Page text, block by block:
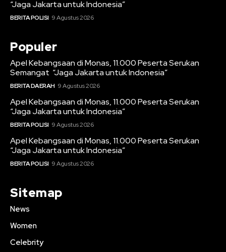
“Jaga Jakarta untuk Indonesia”
BERITA POLISI 9 Agustus 2026
Populer
Apel Kebangsaan di Monas, 11.000 Peserta Serukan
Semangat “Jaga Jakarta untuk Indonesia”
BERITA DAERAH 9 Agustus 2026
Apel Kebangsaan di Monas, 11.000 Peserta Serukan
“Jaga Jakarta untuk Indonesia”
BERITA POLISI 9 Agustus 2026
Apel Kebangsaan di Monas, 11.000 Peserta Serukan
“Jaga Jakarta untuk Indonesia”
BERITA POLISI 9 Agustus 2026
Sitemap
News
Women
Celebrity